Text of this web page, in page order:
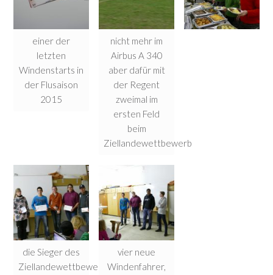
einer der
letzten
Windenstarts in
der Flusaison
2015
nicht mehr im
Airbus A 340
aber dafür mit
der Regent
zweimal im
ersten Feld
beim
Ziellandewettbewerb
die Sieger des
Ziellandewettbewerbs
vier neue
Windenfahrer,